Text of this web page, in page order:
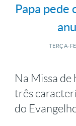
Papa pede
TERÇA-
Na Missa de
três
do